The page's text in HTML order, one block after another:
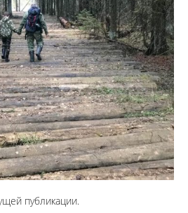
публикации.